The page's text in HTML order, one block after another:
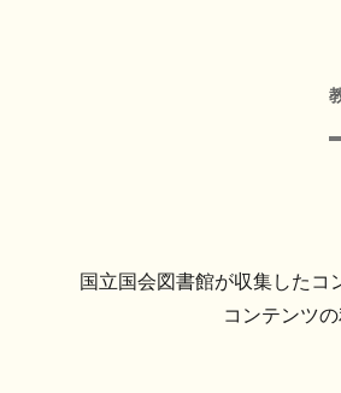
国立国会図書館が収集したコ
コンテンツの